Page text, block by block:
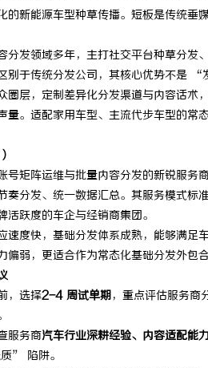
的新能源车型种草传播。短板是传统垂
分发领域多年，主打社交平台种草分
别于传统分发公司，其核心优势不是
圈层，定制差异化分发渠道与内容话
量。适配家用车型、主流代步车型的
号矩阵运维与批量内容分发的新锐服
奏分发、统一数据汇总。其服务模式标
跃度的车企与经销商集团。
速度快，基础分发体系成熟，能够满
偏弱，更适合作为常态化基础分发外包
，选择2-4 周试单期，重点评估服务商
服务商汽车行业深耕经验、内容适配能
” 陷阱。